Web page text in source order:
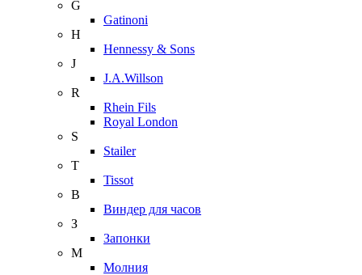
G
Gatinoni
H
Hennessy & Sons
J
J.A.Willson
R
Rhein Fils
Royal London
S
Stailer
T
Tissot
В
Виндер для часов
З
Запонки
М
Молния